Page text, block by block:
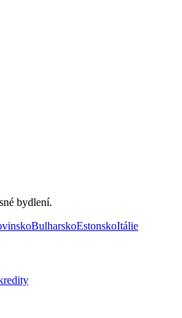
bydlení.
BulharskoEstonskoItálie